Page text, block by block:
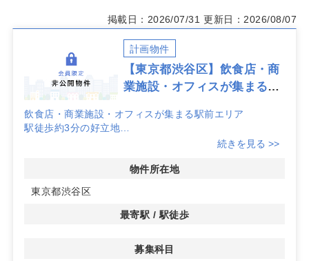
掲載日：2026/07/31 更新日：2026/08/07
計画物件
【東京都渋谷区】飲食店・商
業施設・オフィスが集まる駅
飲食店・商業施設・オフィスが集まる駅前エリア
駅徒歩約3分の好立地
続きを見る >>
物件所在地
東京都渋谷区
最寄駅 / 駅徒歩
募集科目